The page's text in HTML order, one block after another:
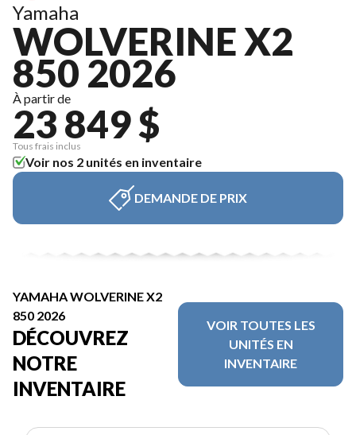
Yamaha
WOLVERINE X2
850 2026
À partir de
23 849 $
Tous frais inclus
Voir nos 2 unités en inventaire
DEMANDE DE PRIX
YAMAHA WOLVERINE X2
850 2026
DÉCOUVREZ
NOTRE
INVENTAIRE
VOIR TOUTES LES
UNITÉS EN
INVENTAIRE